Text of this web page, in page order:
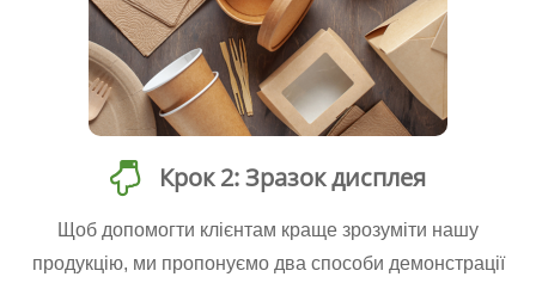
Крок 2: Зразок дисплея
Щоб допомогти клієнтам краще зрозуміти нашу
продукцію, ми пропонуємо два способи демонстрації